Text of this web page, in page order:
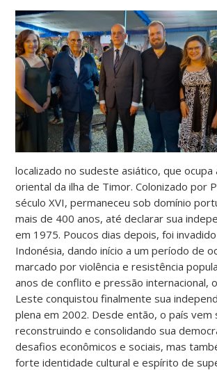
localizado no sudeste asiático, que ocupa
oriental da ilha de Timor. Colonizado por
século XVI, permaneceu sob domínio
mais de 400 anos, até declarar sua
em 1975. Poucos dias depois, foi
Indonésia, dando início a um período de
marcado por violência e resistência
anos de conflito e pressão internacional,
Leste conquistou finalmente sua
plena em 2002. Desde então, o país vem
reconstruindo e consolidando sua
desafios econômicos e sociais, mas
forte identidade cultural e espírito de